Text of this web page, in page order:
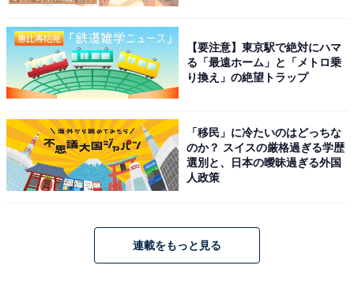
【要注意】東京駅で絶対にハマ
る「最遠ホーム」と「メトロ乗
り換え」の絶望トラップ
「移民」に冷たいのはどっちな
のか？ スイスの厳格過ぎる学歴
選別と、日本の曖昧過ぎる外国
人政策
連載をもっと見る